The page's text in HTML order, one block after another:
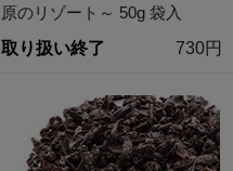
原のリゾート～ 50g 袋入
取り扱い終了
730円